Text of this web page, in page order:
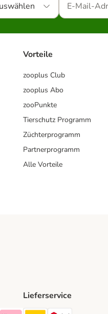
Vorteile
zooplus Club
zooplus Abo
zooPunkte
Tierschutz Programm
Züchterprogramm
Partnerprogramm
Alle Vorteile
Lieferservice